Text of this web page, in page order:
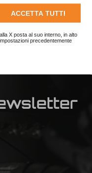
ACCETTA TUTTI
X posta al suo interno, in alto
precedentemente